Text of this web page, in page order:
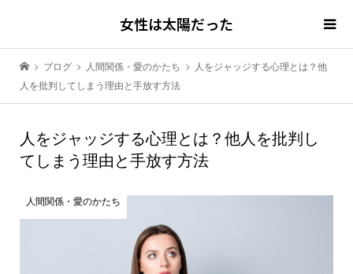
女性は太陽だった
ブログ 人間関係・愛のかたち
人をジャッジする心理とは？他
人を批判してしまう理由と手放す方法
人をジャッジする心理とは？他人を批判し
てしまう理由と手放す方法
人間関係・愛のかたち